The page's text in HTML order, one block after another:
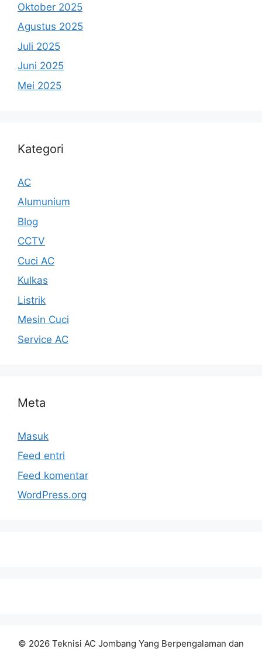
Oktober 2025
Agustus 2025
Juli 2025
Juni 2025
Mei 2025
Kategori
AC
Alumunium
Blog
CCTV
Cuci AC
Kulkas
Listrik
Mesin Cuci
Service AC
Meta
Masuk
Feed entri
Feed komentar
WordPress.org
© 2026 Teknisi AC Jombang Yang Berpengalaman dan